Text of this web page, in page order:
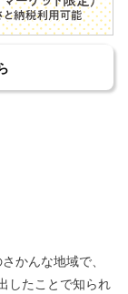
かんな地域で、
したことで知られ